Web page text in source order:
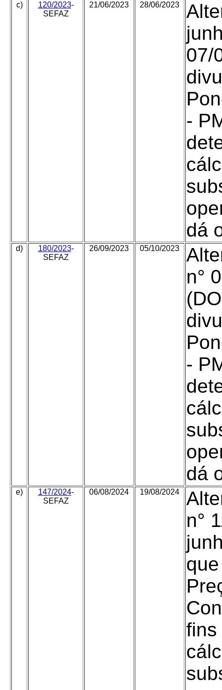
c) 120/2023-
SEFAZ
21/06/2023 28/06/2023
07/
-
dá
d) 180/2023-
SEFAZ
26/09/2023 05/10/2023
n°
-
dá
e) 147/2024-
SEFAZ
06/08/2024 19/08/2024
n°
fins